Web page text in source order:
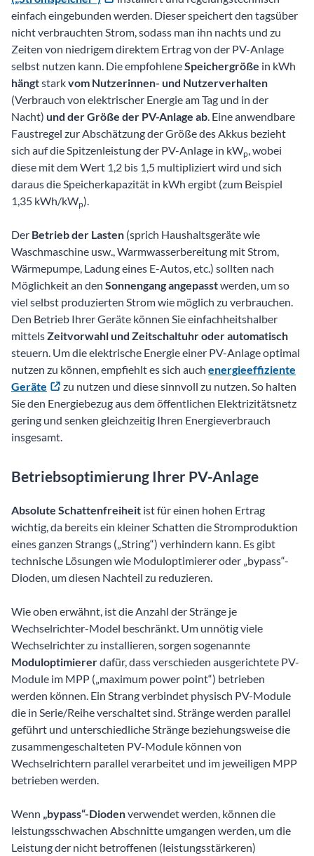
einfach eingebunden werden. Dieser speichert den tagsüber
nicht verbrauchten Strom, sodass man ihn nachts und zu
Zeiten von niedrigem direktem Ertrag von der PV-Anlage
selbst nutzen kann. Die empfohleneSpeichergröße in kWh
hängtstarkvom Nutzerinnen- und Nutzerverhalten
(Verbrauch von elektrischer Energie am Tag und in der
Nacht) und der Größe der PV-Anlage ab . Eine anwendbare
Faustregel zur Abschätzung der Größe des Akkus bezieht
sich auf die Spitzenleistung der PV-Anlage in kWp , wobei
diese mit dem Wert 1,2 bis 1,5 multipliziert wird und sich
daraus die Speicherkapazität in kWh ergibt (zum Beispiel
1,35 kWh/kWp).
Der Betrieb der Lasten (sprich Haushaltsgeräte wie
Waschmaschine usw., Warmwasserbereitung mit Strom,
Wärmepumpe, Ladung eines E-Autos, etc.) sollten nach
Möglichkeit an den Sonnengang angepasstwerden, um so
viel selbst produzierten Strom wie möglich zu verbrauchen.
Den Betrieb Ihrer Geräte können Sie einfachheitshalber
mittelsZeitvorwahl und Zeitschaltuhr oder automatisch
steuern. Um die elektrische Energie einer PV-Anlage optimal
nutzen zu können, empfiehlt es sich auch energieeffiziente
Geräte
zu nutzen und diese sinnvoll zu nutzen. So halten
Sie den Energiebezug aus dem öffentlichen Elektrizitätsnetz
gering und senken gleichzeitig Ihren Energieverbrauch
insgesamt.
Betriebsoptimierung Ihrer PV-Anlage
Absolute Schattenfreiheit ist für einen hohen Ertrag
wichtig, da bereits ein kleiner Schatten die Stromproduktion
eines ganzen Strangs („String“) verhindern kann. Es gibt
technische Lösungen wie Moduloptimierer oder „bypass“-
Dioden, um diesen Nachteil zu reduzieren.
Wie oben erwähnt, ist die Anzahl der Stränge je
Wechselrichter-Model beschränkt. Um unnötig viele
Wechselrichter zu installieren, sorgen sogenannte
Moduloptimiererdafür, dass verschieden ausgerichtete PV-
Module im MPP („maximum power point“) betrieben
werden können. Ein Strang verbindet physisch PV-Module
die in Serie/Reihe verschaltet sind. Stränge werden parallel
geführt und unterschiedliche Stränge beziehungsweise die
zusammengeschalteten PV-Module können von
Wechselrichtern parallel verarbeitet und im jeweiligen MPP
betrieben werden.
Wenn „bypass“-Diodenverwendet werden, können die
leistungsschwachen Abschnitte umgangen werden, um die
Leistung der nicht betroffenen (leistungsstärkeren)